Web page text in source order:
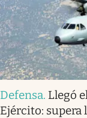
Defensa. Llegó
Ejército: supera